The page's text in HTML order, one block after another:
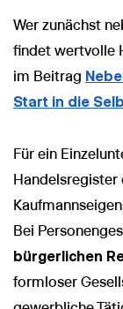
Wer zunächst
findet wertvolle
im Beitrag
Start in die
Für ein
Handelsregister
Bei
bürgerlichen
formloser